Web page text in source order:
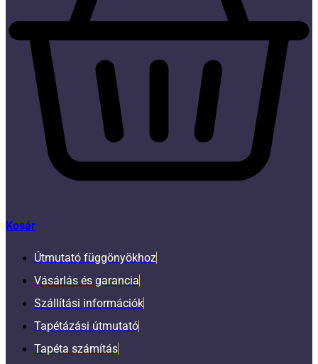
Kosár
Útmutató függönyökhoz
Vásárlás és garancia
Szállítási információk
Tapétázási útmutató
Tapéta számítás